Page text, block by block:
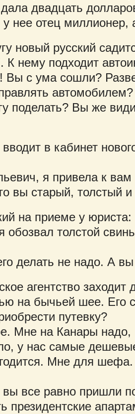
двадцать
нее отец миллионер,
новый русский
К нему подходит
Вы с ума сошли?
автомобилем?
поделать? Вы же
в кабинет
я привела к
вы старый, толстый
на приеме у юриста:
обозвал толстой
делать не надо. А вы
агентство заходит
на бычьей шее. Его
путевку?
Мне на Канары надо,
у нас самые
Мне для
вы все равно пришли
президентские